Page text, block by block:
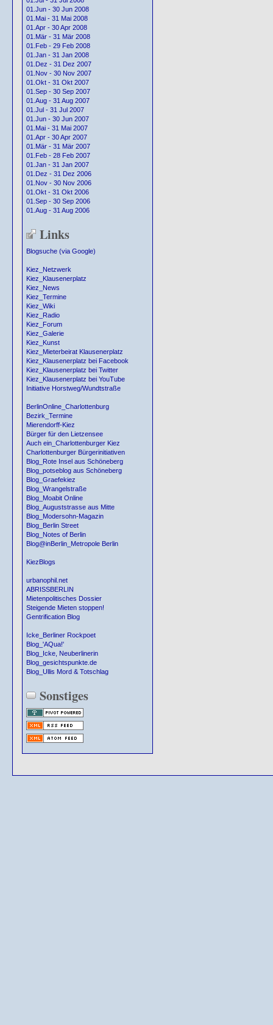
01.Jun - 30 Jun 2008
01.Mai - 31 Mai 2008
01.Apr - 30 Apr 2008
01.Mär - 31 Mär 2008
01.Feb - 29 Feb 2008
01.Jan - 31 Jan 2008
01.Dez - 31 Dez 2007
01.Nov - 30 Nov 2007
01.Okt - 31 Okt 2007
01.Sep - 30 Sep 2007
01.Aug - 31 Aug 2007
01.Jul - 31 Jul 2007
01.Jun - 30 Jun 2007
01.Mai - 31 Mai 2007
01.Apr - 30 Apr 2007
01.Mär - 31 Mär 2007
01.Feb - 28 Feb 2007
01.Jan - 31 Jan 2007
01.Dez - 31 Dez 2006
01.Nov - 30 Nov 2006
01.Okt - 31 Okt 2006
01.Sep - 30 Sep 2006
01.Aug - 31 Aug 2006
Links
Blogsuche (via Google)
Kiez_Netzwerk
Kiez_Klausenerplatz
Kiez_News
Kiez_Termine
Kiez_Wiki
Kiez_Radio
Kiez_Forum
Kiez_Galerie
Kiez_Kunst
Kiez_Mieterbeirat Klausenerplatz
Kiez_Klausenerplatz bei Facebook
Kiez_Klausenerplatz bei Twitter
Kiez_Klausenerplatz bei YouTube
Initiative Horstweg/Wundtstraße
BerlinOnline_Charlottenburg
Bezirk_Termine
Mierendorff-Kiez
Bürger für den Lietzensee
Auch ein_Charlottenburger Kiez
Charlottenburger Bürgerinitiativen
Blog_Rote Insel aus Schöneberg
Blog_potseblog aus Schöneberg
Blog_Graefekiez
Blog_Wrangelstraße
Blog_Moabit Online
Blog_Auguststrasse aus Mitte
Blog_Modersohn-Magazin
Blog_Berlin Street
Blog_Notes of Berlin
Blog@inBerlin_Metropole Berlin
KiezBlogs
urbanophil.net
ABRISSBERLIN
Mietenpolitisches Dossier
Steigende Mieten stoppen!
Gentrification Blog
Icke_Berliner Rockpoet
Blog_'AQua!'
Blog_Icke, Neuberlinerin
Blog_gesichtspunkte.de
Blog_Ullis Mord & Totschlag
Sonstiges